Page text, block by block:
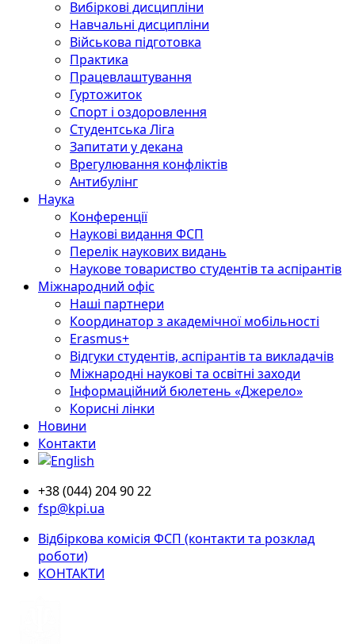
Вибіркові дисципліни
Навчальні дисципліни
Військова підготовка
Практика
Працевлаштування
Гуртожиток
Спорт і оздоровлення
Студентська Ліга
Запитати у декана
Врегулювання конфліктів
Антибулінг
Наука
Конференції
Наукові видання ФСП
Перелік наукових видань
Наукове товариство студентів та аспірантів
Міжнародний офіс
Наші партнери
Координатор з академічної мобільності
Erasmus+
Відгуки студентів, аспірантів та викладачів
Міжнародні наукові та освітні заходи
Інформаційний бюлетень «Джерело»
Корисні лінки
Новини
Контакти
+38 (044) 204 90 22
fsp@kpi.ua
Відбіркова комісія ФСП (контакти та розклад
роботи)
КОНТАКТИ